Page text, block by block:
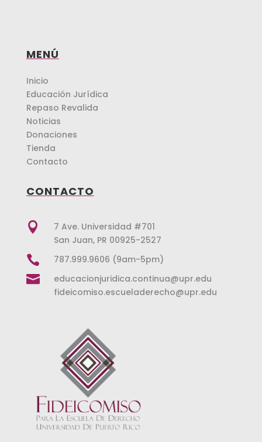
MENÚ
Inicio
Educación Jurídica
Repaso Revalida
Noticias
Donaciones
Tienda
Contacto
CONTACTO

7 Ave. Universidad #701
San Juan, PR 00925-2527
 787.999.9606 (9am-5pm)

educacionjuridica.continua@upr.edu
fideicomiso.escueladerecho@upr.edu